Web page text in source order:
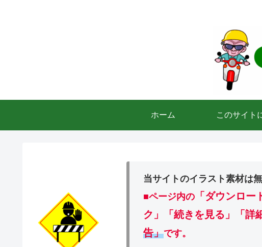
商用OK
ホーム このサイト
当サイトのイラスト素材は
■ページ内の 「ダウンロー
ク」「続きを見る」「詳
告」です。